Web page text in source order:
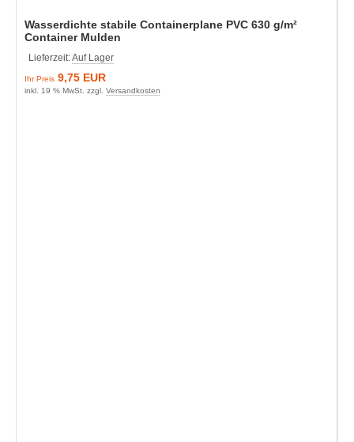
Wasserdichte stabile Containerplane PVC 630 g/m²
Container Mulden
Lieferzeit:Auf Lager
Ihr Preis 9,75 EUR
inkl. 19 % MwSt. zzgl. Versandkosten